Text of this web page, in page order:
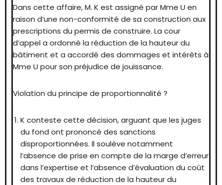
Dans cette affaire, M. K est assigné par Mme U en
raison d’une non-conformité de sa construction aux
prescriptions du permis de construire. La cour
d’appel a ordonné la réduction de la hauteur du
bâtiment et a accordé des dommages et intérêts à
Mme U pour son préjudice de jouissance.
Violation du principe de proportionnalité ?
K conteste cette décision, arguant que les juges
du fond ont prononcé des sanctions
disproportionnées. Il soulève notamment
l’absence de prise en compte de la marge d’erreur
dans l’expertise et l’absence d’évaluation du coût
des travaux de réduction de la hauteur du